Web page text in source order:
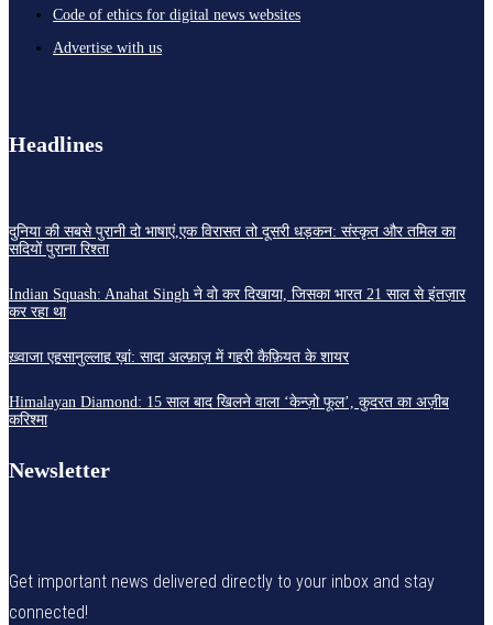
Code of ethics for digital news websites
Advertise with us
Headlines
दुनिया की सबसे पुरानी दो भाषाएं,एक विरासत तो दूसरी धड़कन: संस्कृत और तमिल का
सदियों पुराना रिश्ता
Indian Squash: Anahat Singh ने वो कर दिखाया, जिसका भारत 21 साल से इंतज़ार
कर रहा था
ख़्वाजा एहसानुल्लाह ख़ां: सादा अल्फ़ाज़ में गहरी कैफ़ियत के शायर
Himalayan Diamond: 15 साल बाद खिलने वाला ‘केन्ज़ो फूल’, कुदरत का अज़ीब
करिश्मा
Newsletter
Get important news delivered directly to your inbox and stay
connected!